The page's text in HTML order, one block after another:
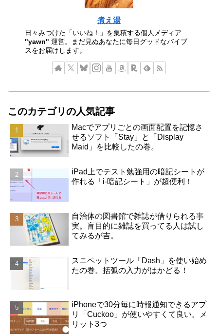
煮え湯
日々みつけた「いいね！」を集積する個人メディア
"yawn" 運営。まだ見ぬあなたに毎日グッドなバイブ
スをお届けします。
このカテゴリの人気記事
Macでアプリごとの画面配置を記憶さ
せるソフト「Stay」と「Display
Maid」を比較したの巻。
iPad上でテスト勉強用の暗記シートが
作れる「i-暗記シート」が超便利！
自治体の図書館で雑誌が借りられる事
実。盲目的に雑誌を買ってる人は試し
てみるが吉。
スニペットツール「Dash」を使い始め
たの巻。括弧の入力がはかどる！
iPhoneで30分毎に時報通知できるアプ
リ「Cuckoo」が使いやすくて良い。メ
リット3つ